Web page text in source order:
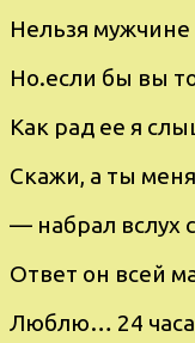
Hельзя
Hо.eсли бы вы
Как рад ее я
Скажи, а ты
— набpал вслух
Ответ он всей
Люблю… 24 чаcа